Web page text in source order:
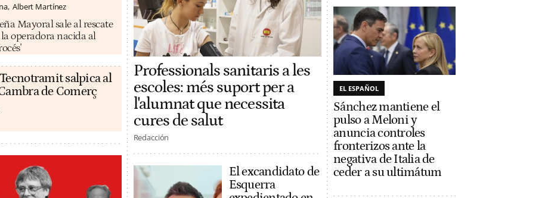
Albert Martínez
Mayoral sale al rescate
operadora nacida al
salpica al
de Comerç
Professionals sanitaris a les
escoles: més suport per a
l'alumnat que necessita
cures de salut
Redacción
El excandidato de
Esquerra
EL ESPAÑOL
Sánchez mantiene el
pulso a Meloni y
anuncia controles
fronterizos ante la
negativa de Italia de
ceder a su ultimátum